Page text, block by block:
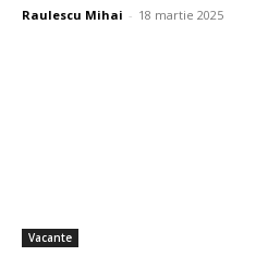
Raulescu Mihai - 18 martie 2025
Vacante